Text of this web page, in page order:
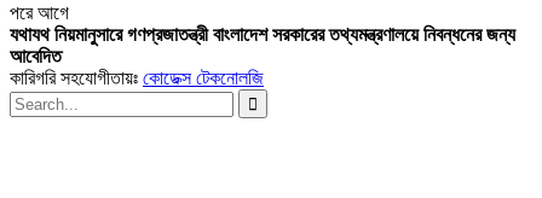
পরেআগে
যথাযথ নিয়মানুসারে গণপ্রজাতন্ত্রী বাংলাদেশ সরকারের তথ্যমন্ত্রণালয়ে নিবন্ধনের জন্য
আবেদিত
কারিগরি সহযোগীতায়ঃ কোডেক্স টেকনোলজি